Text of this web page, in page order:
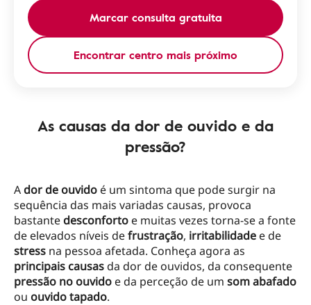
Marcar consulta gratuita
Encontrar centro mais próximo
As causas da dor de ouvido e da
pressão?
Ador de ouvido é um sintoma que pode surgir na
sequência das mais variadas causas, provoca
bastantedesconforto e muitas vezes torna-se a fonte
de elevados níveis defrustração, irritabilidade e de
stress na pessoa afetada. Conheça agora as
principais causasda dor de ouvidos, da consequente
pressão no ouvido e da perceção de um som abafado
ou ouvido tapado.